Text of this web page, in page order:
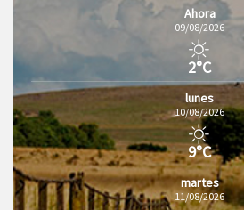
Ahora
09/08/2026
2°C
lunes
10/08/2026
9°C
martes
11/08/2026